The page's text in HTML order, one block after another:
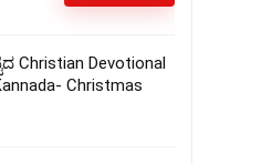
Christian Devotional
Christmas